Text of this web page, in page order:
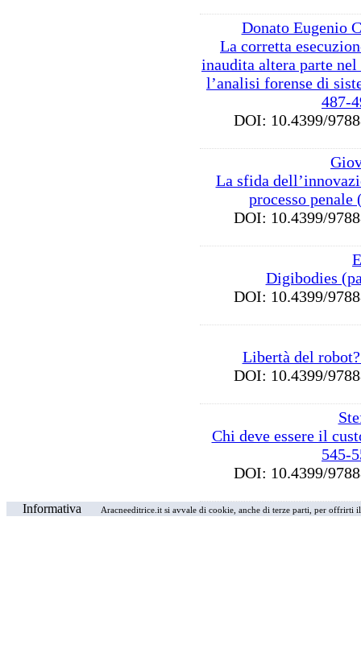
Donato Eugenio
La corretta
inaudita altera parte
l’analisi forense di
487-
DOI: 10.4399/
La sfida
processo penale
DOI: 10.4399/
Digibodies
DOI: 10.4399/
Libertà del
DOI: 10.4399/
Chi deve essere il
545-
DOI: 10.4399/
Informativa Aracneeditrice.it si avvale di cookie, anche di terze parti, per